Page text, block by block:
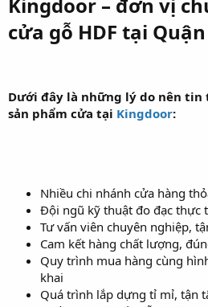
cửa gỗ HDF tại
Dưới đây là những lý do nên tin
sản phẩm cửa tại Kingdoor:
Nhiều chi nhánh cửa hàng
Đội ngũ kỹ thuật đo đạc thực
Tư vấn viên chuyên nghiệp,
Cam kết hàng chất lượng,
Quy trình mua hàng cùng
khai
Quá trình lắp dựng tỉ mỉ, tận